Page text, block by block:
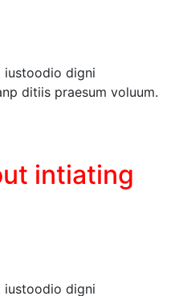
iustoodio digni
ditiis praesum voluum.
intiating
iustoodio digni